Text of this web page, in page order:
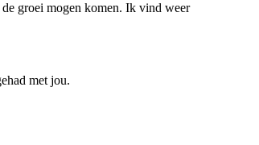
groei mogen komen. Ik vind weer
met jou.